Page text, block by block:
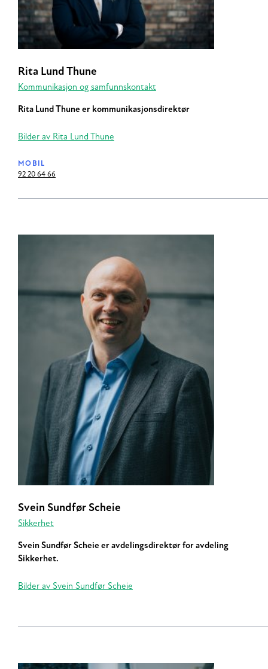
Rita Lund Thune
Kommunikasjon og samfunnskontakt
Rita Lund Thune er kommunikasjonsdirektør
Bilder av Rita Lund Thune
MOBIL
92 20 64 66
Svein Sundfør Scheie
Sikkerhet
Svein Sundfør Scheie er avdelingsdirektør for avdeling
Sikkerhet.
Bilder av Svein Sundfør Scheie